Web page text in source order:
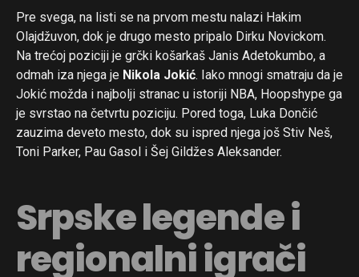
Pre svega, na listi se na prvom mestu nalazi Hakim
Olajdžuvon, dok je drugo mesto pripalo Dirku Novickom.
Na trećoj poziciji je grčki košarkaš Janis Adetokumbo, a
odmah iza njega je Nikola Jokić. Iako mnogi smatraju da je
Jokić možda i najbolji stranac u istoriji NBA, Hoopshype ga
je svrstao na četvrtu poziciju. Pored toga, Luka Dončić
zauzima deveto mesto, dok su ispred njega još Stiv Neš,
Toni Parker, Pau Gasol i Šej Gildžes Aleksander.
Srpske legende i
regionalni igrači